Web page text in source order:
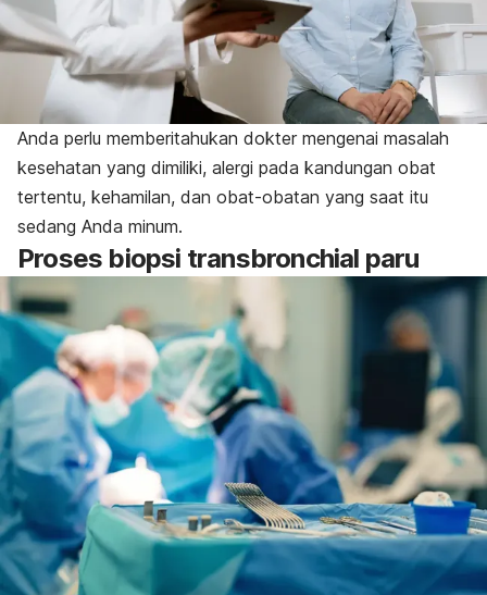
Anda perlu memberitahukan dokter mengenai masalah
kesehatan yang dimiliki, alergi pada kandungan obat
tertentu, kehamilan, dan obat-obatan yang saat itu
sedang Anda minum.
Proses biopsi transbronchial paru